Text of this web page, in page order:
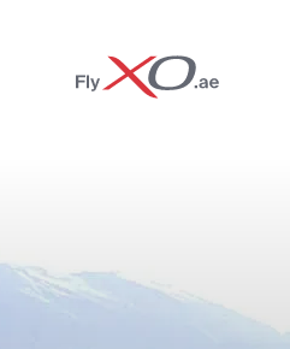
Private
Jet